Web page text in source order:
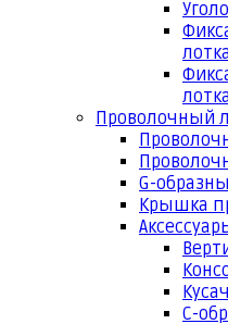
лотка
Проволочный
G-
Крышка
С-